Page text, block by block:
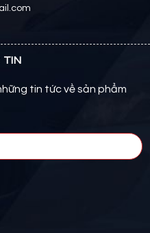
TIN
tin tức về sản phẩm